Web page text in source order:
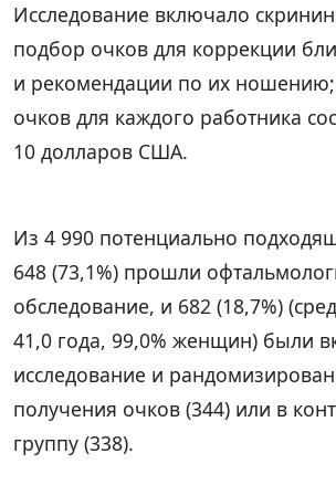
Исследование включало
подбор очков для коррекции
и рекомендации по их ношению;
очков для каждого работника
10 долларов США.
Из 4 990 потенциально
648 (73,1%) прошли
обследование, и 682 (18,7%)
41,0 года, 99,0% женщин) были
исследование и
получения очков (344) или в
группу (338).